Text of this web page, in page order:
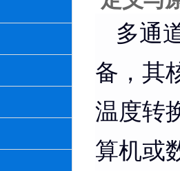
多通
备，其
温度转
算机或